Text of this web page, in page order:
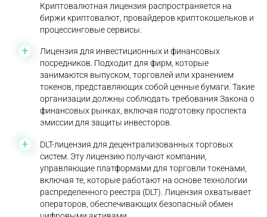
Криптовалютная лицензия распространяется на
биржи криптовалют, провайдеров криптокошельков и
процессинговые сервисы.
Лицензия для инвестиционных и финансовых
посредников. Подходит для фирм, которые
занимаются выпуском, торговлей или хранением
токенов, представляющих собой ценные бумаги. Такие
организации должны соблюдать требования Закона о
финансовых рынках, включая подготовку проспекта
эмиссии для защиты инвесторов.
DLT-лицензия для децентрализованных торговых
систем. Эту лицензию получают компании,
управляющие платформами для торговли токенами,
включая те, которые работают на основе технологии
распределенного реестра (DLT). Лицензия охватывает
операторов, обеспечивающих безопасный обмен